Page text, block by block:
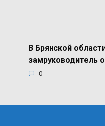
В Брянской
замруководитель
0